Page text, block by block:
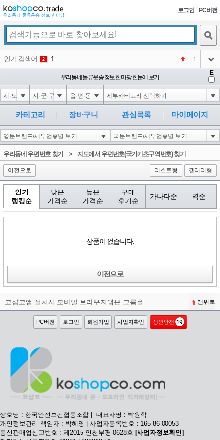
로그인 PC버전
인기 검색어 2 1 1
코샵
아이콘
4 익스
아이콘
5 미끄럼방지
아이콘
NEW
6 대성설렁탕
아이콘
-16
123456
우리동네 물류운송 정보 한마당 한눈에 보기
E
카테고리 장바구니 관심목록 마이페이지
우리동네 우편번호 찾기 > 지도에서 우편번호(국가기초구역번호) 찾기
이전으로 리스트형 갤러리형
인기
랭킹순
낮은
가격순
높은
가격순
구매
후기순
가나다순 역순
상품이 없습니다.
이전으로
맨위로
PC버전 로그인 회원가입 사업자확인 성인안전
상호명 : 한국안전보건협동조합 | 대표자명 : 박원학
개인정보관리 책임자 : 박혜영 | 사업자등록번호 : 165-86-00053
통신판매업신고번호 : 제2015-인천부평-0628호 [사업자정보확인]